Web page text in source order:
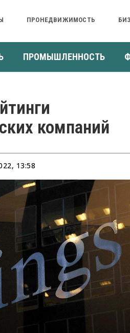
ПРОНЕДВИЖИМОСТЬ
ПРОМЫШЛЕННОСТЬ
компаний
13:58